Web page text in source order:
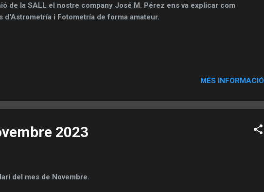
de la SALL el nostre company José M. Pérez ens va explicar com
d'Astrometría i Fotometría de forma amateur.
MÉS INFORMACIÓ
2023
del mes de Novembre.